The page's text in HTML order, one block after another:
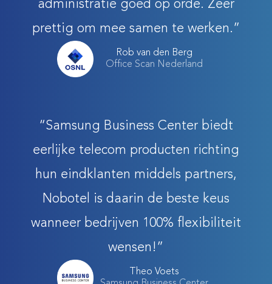
administratie goed op orde. Zeer
prettig om mee samen te werken.”
Rob van den Berg
Office Scan Nederland
“Samsung Business Center biedt
eerlijke telecom producten richting
hun eindklanten middels partners,
Nobotel is daarin de beste keus
wanneer bedrijven 100% flexibiliteit
wensen!”
Theo Voets